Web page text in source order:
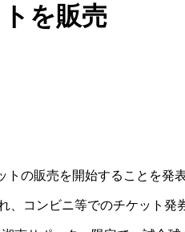
を販売
の販売を開始することを発
コンビニ等でのチケット発